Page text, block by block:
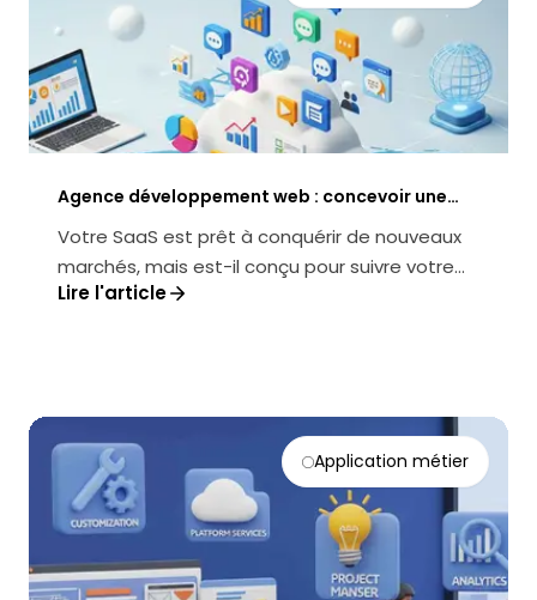
Agence développement web : concevoir une
plateforme SaaS pensée pour l’international
Votre SaaS est prêt à conquérir de nouveaux
marchés, mais est-il conçu pour suivre votre
ambition ? Comment garantir que...
Lire l'article
Application métier